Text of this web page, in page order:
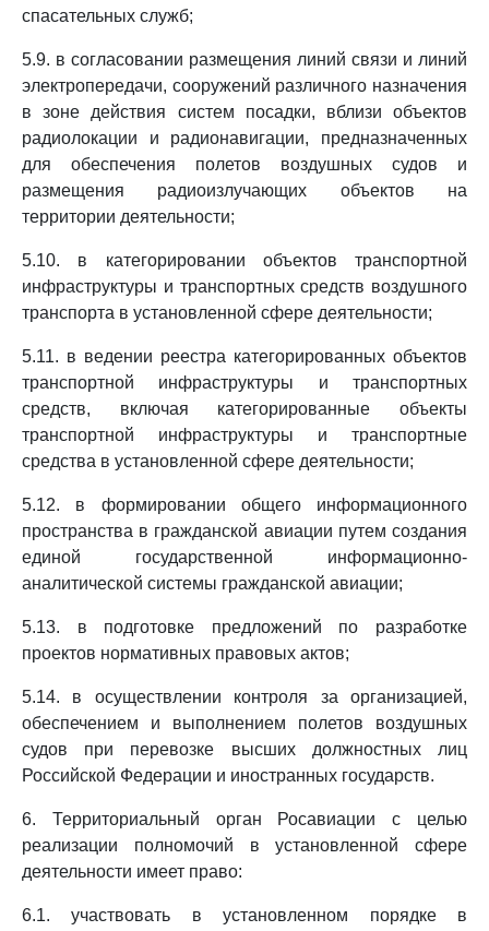
спасательных служб;
5.9. в согласовании размещения линий связи и линий
электропередачи, сооружений различного назначения
в зоне действия систем посадки, вблизи объектов
радиолокации и радионавигации, предназначенных
для обеспечения полетов воздушных судов и
размещения радиоизлучающих объектов на
территории деятельности;
5.10. в категорировании объектов транспортной
инфраструктуры и транспортных средств воздушного
транспорта в установленной сфере деятельности;
5.11. в ведении реестра категорированных объектов
транспортной инфраструктуры и транспортных
средств, включая категорированные объекты
транспортной инфраструктуры и транспортные
средства в установленной сфере деятельности;
5.12. в формировании общего информационного
пространства в гражданской авиации путем создания
единой государственной информационно-
аналитической системы гражданской авиации;
5.13. в подготовке предложений по разработке
проектов нормативных правовых актов;
5.14. в осуществлении контроля за организацией,
обеспечением и выполнением полетов воздушных
судов при перевозке высших должностных лиц
Российской Федерации и иностранных государств.
6. Территориальный орган Росавиации с целью
реализации полномочий в установленной сфере
деятельности имеет право:
6.1. участвовать в установленном порядке в